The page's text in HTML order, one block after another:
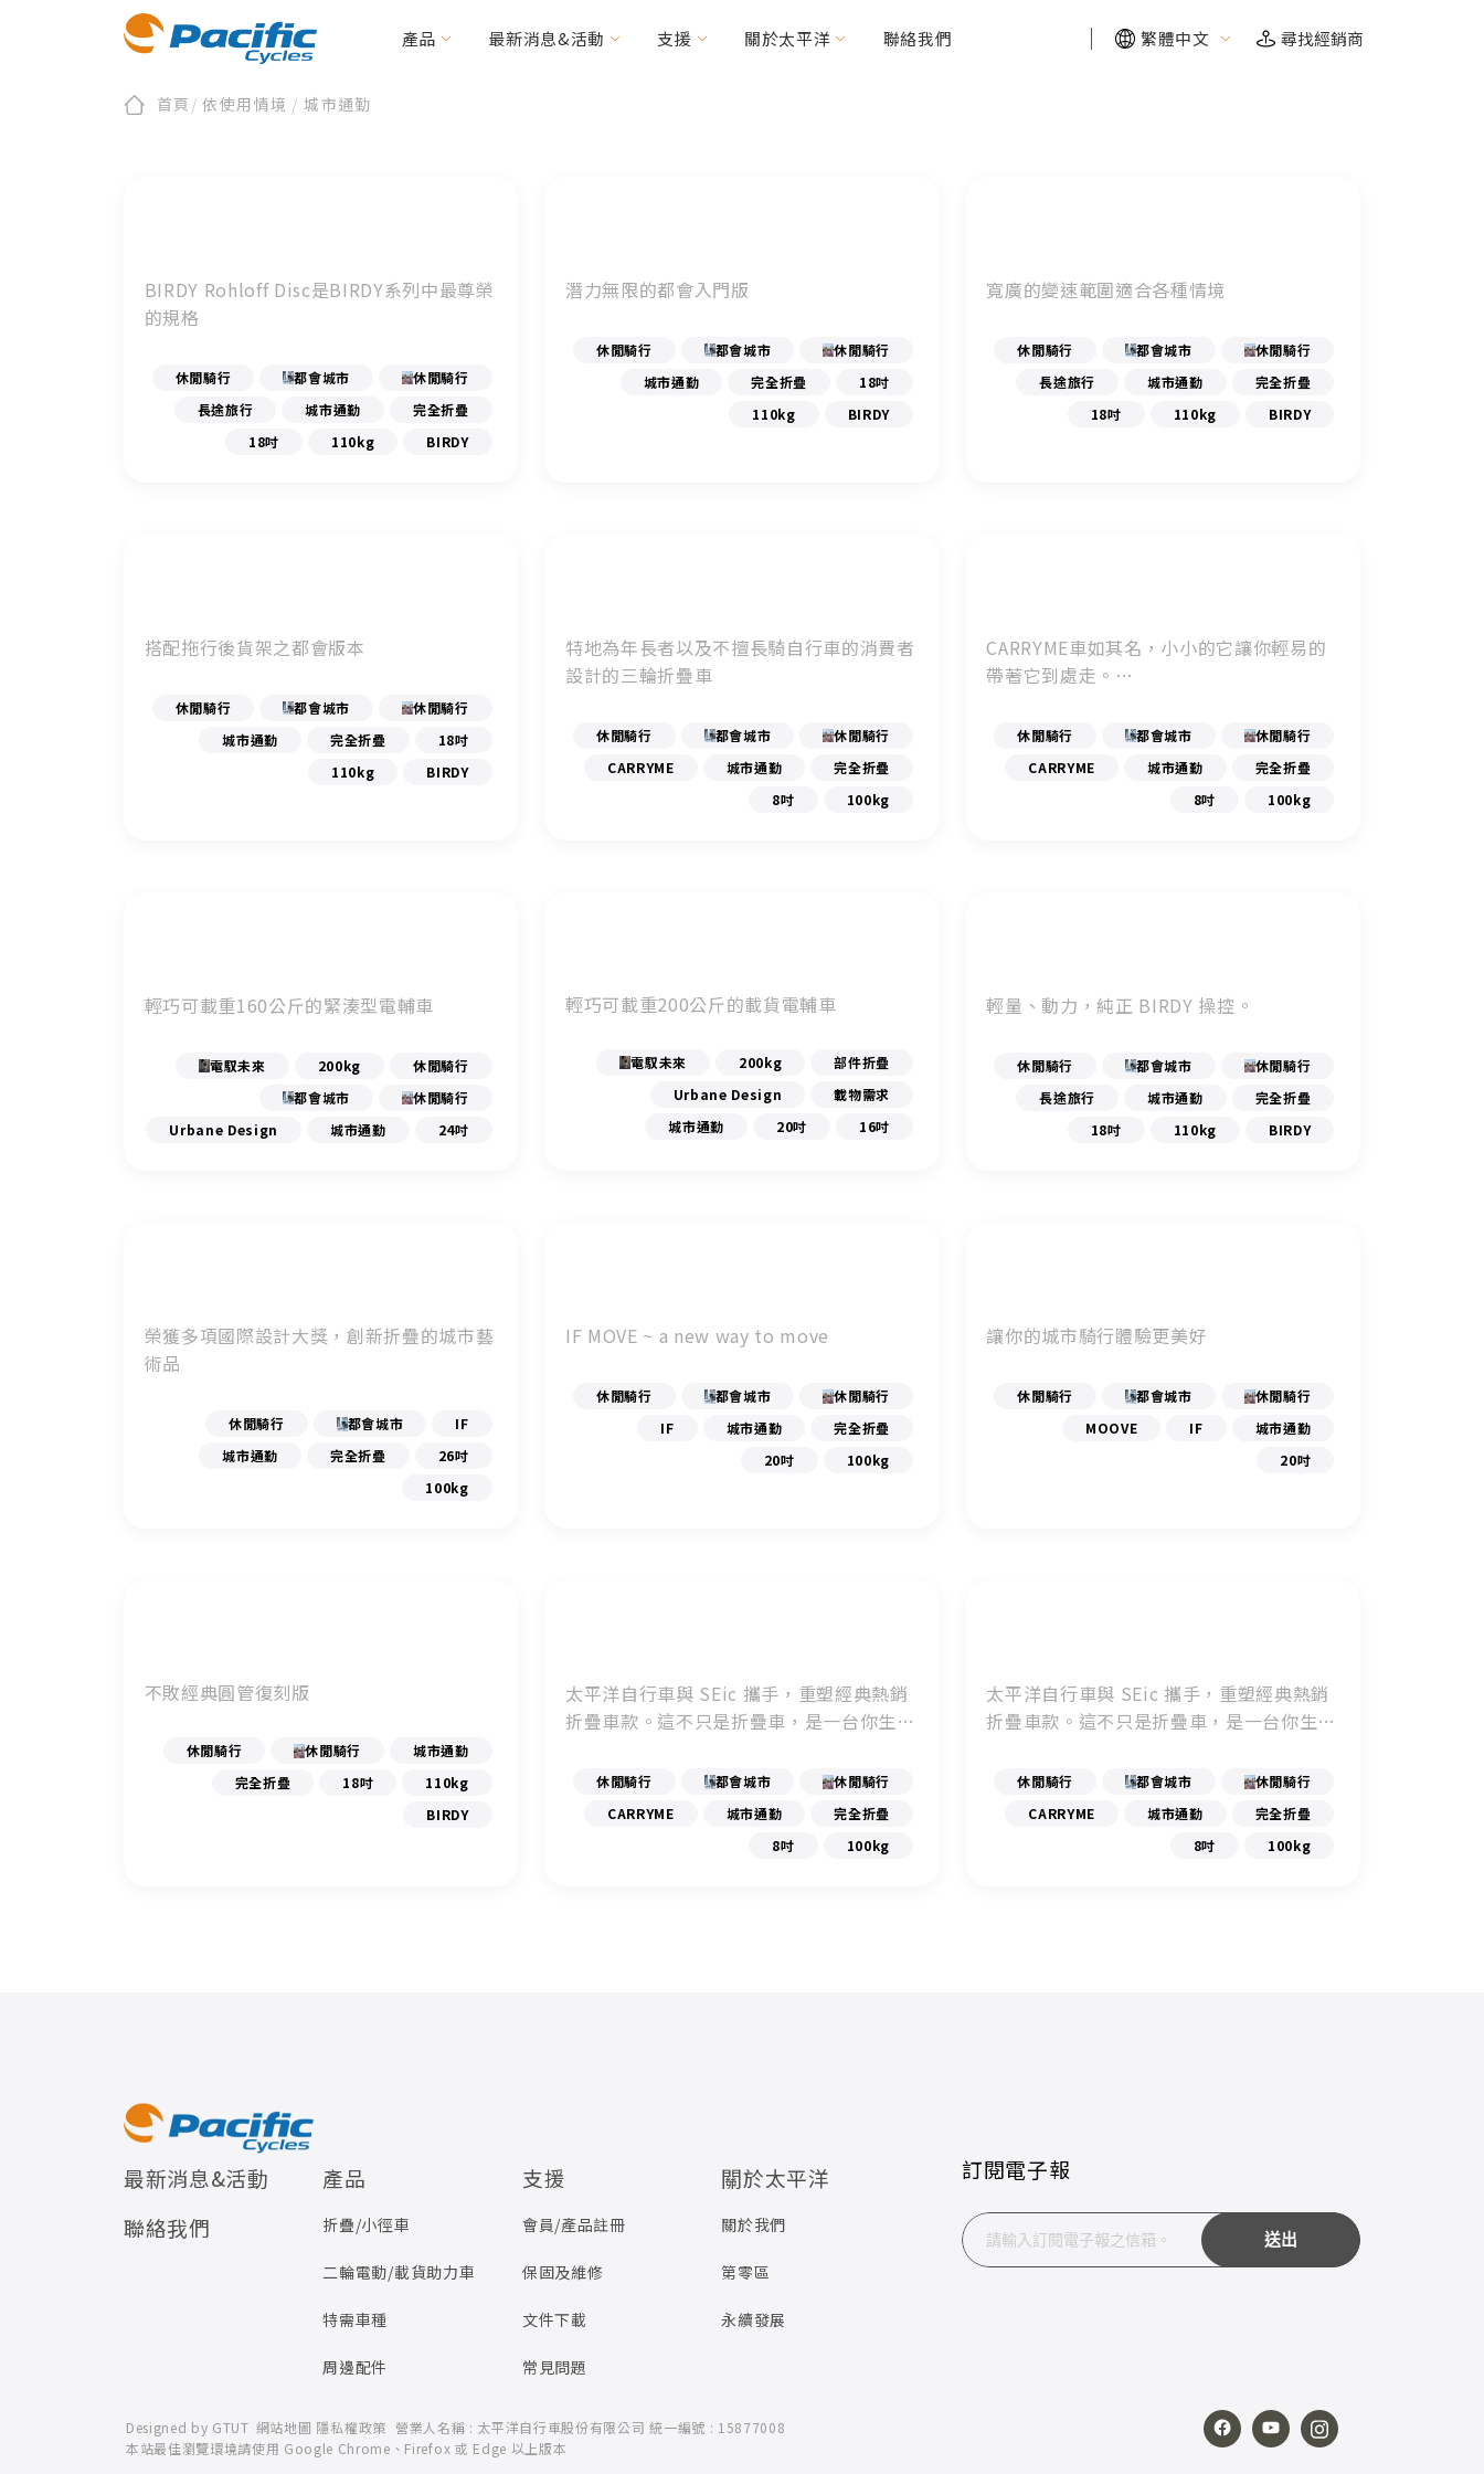
產品
CARRYME / CARRYALL
KOLIBRI
周邊配件
HASE Trigo
周邊配件
保固及維修
自行車博物館
最新消息&活動
保固及維修
自行車博物館
支援
保固及維修
自行車博物館
關於太平洋
保固及維修
自行車博物館
聯絡我們 繁體中文 尋找經銷商
首頁 / 依使用情境 / 城市通勤
BIRDY Rohloff Disc是BIRDY系列中最尊榮
的規格
休閒騎行 都會城市
休閒騎行
長途旅行
城市通勤
完全折疊
18吋
110kg BIRDY
潛力無限的都會入門版
休閒騎行 都會城市
休閒騎行
城市通勤
完全折疊
18吋
110kg
BIRDY
寬廣的變速範圍適合各種情境
休閒騎行 都會城市
休閒騎行
長途旅行
城市通勤
完全折疊
18吋
110kg BIRDY
搭配拖行後貨架之都會版本
休閒騎行 都會城市
休閒騎行
城市通勤
完全折疊
18吋
110kg
BIRDY
特地為年長者以及不擅長騎自行車的消費者
設計的三輪折疊車
休閒騎行 都會城市
休閒騎行
CARRYME
城市通勤
完全折疊
8吋
100kg
CARRYME車如其名，小小的它讓你輕易的
帶著它到處走。
休閒騎行 都會城市
休閒騎行
CARRYME
城市通勤
完全折疊
8吋
100kg
輕巧可載重160公斤的緊湊型電輔車
電馭未來 200kg
休閒騎行
都會城市
休閒騎行
Urbane Design
城市通勤 24吋
輕巧可載重200公斤的載貨電輔車
電馭未來 200kg
部件折疊
Urbane Design
載物需求
城市通勤
20吋 16吋
輕量、動力，純正 BIRDY 操控。
休閒騎行 都會城市
休閒騎行
長途旅行
城市通勤
完全折疊
18吋
110kg BIRDY
榮獲多項國際設計大獎，創新折疊的城市藝
術品
休閒騎行 都會城市
IF
城市通勤
完全折疊
26吋
100kg
IF MOVE ~ a new way to move
休閒騎行 都會城市
休閒騎行
IF
城市通勤
完全折疊
20吋
100kg
讓你的城市騎行體驗更美好
休閒騎行 都會城市
休閒騎行
MOOVE
IF
城市通勤
20吋
不敗經典圓管復刻版
休閒騎行 休閒騎行
城市通勤
完全折疊
18吋
110kg
BIRDY
太平洋自行車與 SEic 攜手，重塑經典熱銷
折疊車款。這不只是折疊車，是一台你生活
休閒騎行 都會城市
休閒騎行
CARRYME
城市通勤
完全折疊
8吋
100kg
太平洋自行車與 SEic 攜手，重塑經典熱銷
折疊車款。這不只是折疊車，是一台你生活
休閒騎行 都會城市
休閒騎行
CARRYME
城市通勤
完全折疊
8吋
100kg
產品
折疊/小徑車
二輪電動/載貨助力車
特需車種
周邊配件
支援
會員/產品註冊
保固及維修
文件下載
常見問題
關於太平洋
關於我們
第零區
永續發展
最新消息&活動
聯絡我們
訂閱電子報
送出
Designed by GTUT 網站地圖 隱私權政策 營業人名稱 : 太平洋自行車股份有限公司 統一編號 : 15877008
本站最佳瀏覽環境請使用 Google Chrome、Firefox 或 Edge 以上版本